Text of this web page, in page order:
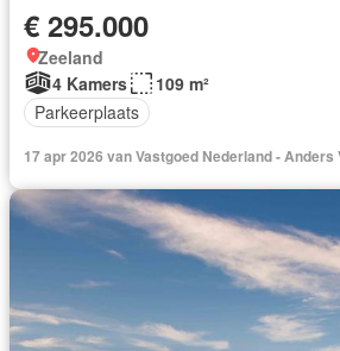
€ 295.000
Zeeland
4 Kamers
109 m²
Parkeerplaats
17 apr 2026 van Vastgoed Nederland - Anders